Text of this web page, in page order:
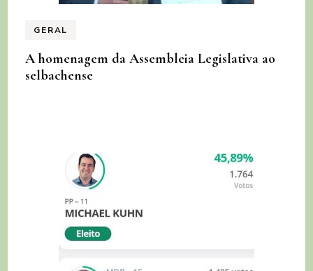
GERAL
A homenagem da Assembleia Legislativa ao
selbachense